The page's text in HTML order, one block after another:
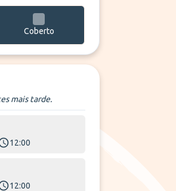
Coberto
mais tarde.
12:00
12:00